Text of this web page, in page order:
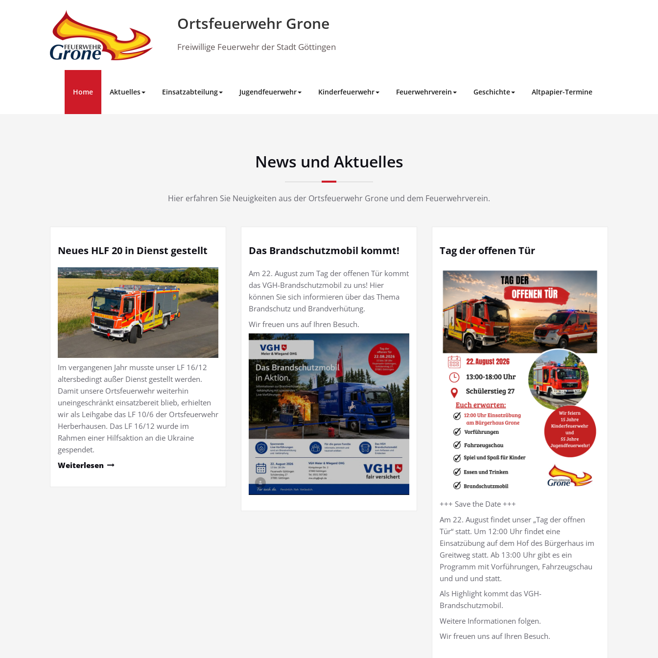
Ortsfeuerwehr Grone
Freiwillige Feuerwehr der Stadt Göttingen
Home Aktuelles Einsatzabteilung Jugendfeuerwehr Kinderfeuerwehr Feuerwehrverein Geschichte Altpapier-Termine
News und Aktuelles
Hier erfahren Sie Neuigkeiten aus der Ortsfeuerwehr Grone und dem Feuerwehrverein.
Neues HLF 20 in Dienst gestellt
Im vergangenen Jahr musste unser LF 16/12
altersbedingt außer Dienst gestellt werden.
Damit unsere Ortsfeuerwehr weiterhin
uneingeschränkt einsatzbereit blieb, erhielten
wir als Leihgabe das LF 10/6 der Ortsfeuerwehr
Herberhausen. Das LF 16/12 wurde im
Rahmen einer Hilfsaktion an die Ukraine
gespendet.
Weiterlesen
Das Brandschutzmobil kommt!
Am 22. August zum Tag der offenen Tür kommt
das VGH-Brandschutzmobil zu uns! Hier
können Sie sich informieren über das Thema
Brandschutz und Brandverhütung.
Wir freuen uns auf Ihren Besuch.
Tag der offenen Tür
+++ Save the Date +++
Am 22. August findet unser „Tag der offnen
Tür“ statt. Um 12:00 Uhr findet eine
Einsatzübung auf dem Hof des Bürgerhaus im
Greitweg statt. Ab 13:00 Uhr gibt es ein
Programm mit Vorführungen, Fahrzeugschau
und und und statt.
Als Highlight kommt das VGH-
Brandschutzmobil.
Weitere Informationen folgen.
Wir freuen uns auf Ihren Besuch.